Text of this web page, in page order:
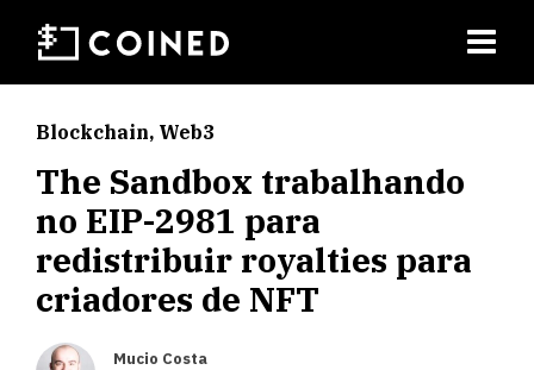
Blockchain, Web3
The Sandbox trabalhando
no EIP-2981 para
redistribuir royalties para
criadores de NFT
Mucio Costa